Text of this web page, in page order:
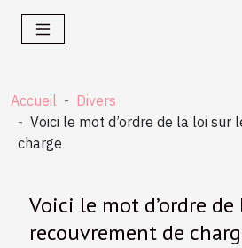
Accueil
Divers
Voici le mot d’ordre de la loi sur
charge
Voici le mot d’ordre
recouvrement de